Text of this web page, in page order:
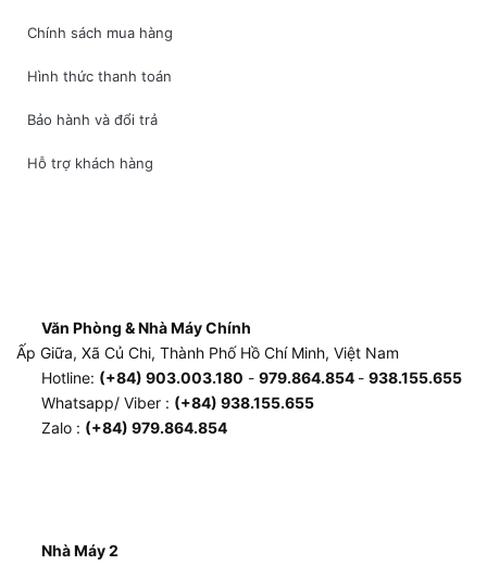
Chính sách mua hàng
Hình thức thanh toán
Bảo hành và đổi trả
Hỗ trợ khách hàng
Văn Phòng & Nhà Máy Chính
Ấp Giữa, Xã Củ Chi, Thành Phố Hồ Chí Minh, Việt Nam
Hotline: (+84) 903.003.180 - 979.864.854 - 938.155.655
Whatsapp/ Viber : (+84) 938.155.655
Zalo : (+84) 979.864.854
Nhà Máy 2